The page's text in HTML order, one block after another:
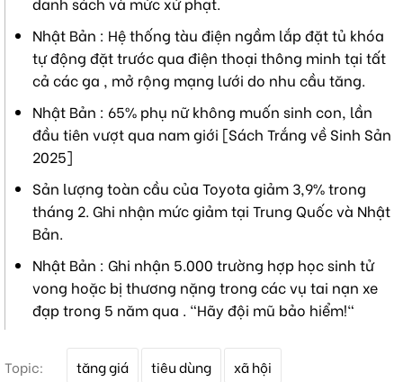
Nhật Bản : Hệ thống tàu điện ngầm lắp đặt tủ khóa
tự động đặt trước qua điện thoại thông minh tại tất
cả các ga , mở rộng mạng lưới do nhu cầu tăng.
Nhật Bản : 65% phụ nữ không muốn sinh con, lần
đầu tiên vượt qua nam giới [Sách Trắng về Sinh Sản
2025]
Sản lượng toàn cầu của Toyota giảm 3,9% trong
tháng 2. Ghi nhận mức giảm tại Trung Quốc và Nhật
Bản.
Nhật Bản : Ghi nhận 5.000 trường hợp học sinh tử
vong hoặc bị thương nặng trong các vụ tai nạn xe
đạp trong 5 năm qua . "Hãy đội mũ bảo hiểm!"
Topic: tăng giá tiêu dùng xã hội